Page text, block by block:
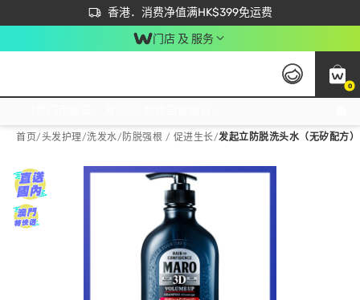
香港．消费净值满HK$399免运费
立即成为易赏钱会员尽享独家优惠
首次APP下单买满$450 输入 NEWAPP 即减$50
门店 及 服务
0
首页/头发护理/洗发水/ 防脱强根 / 促进生长/发起立防脱洗头水（无矽配方）